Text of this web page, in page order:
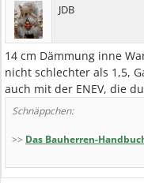
JDB
14 cm Dämmung inne
nicht schlechter als 1,5,
auch mit der ENEV, die
Schnäppchen:
>> Das Bauherren-